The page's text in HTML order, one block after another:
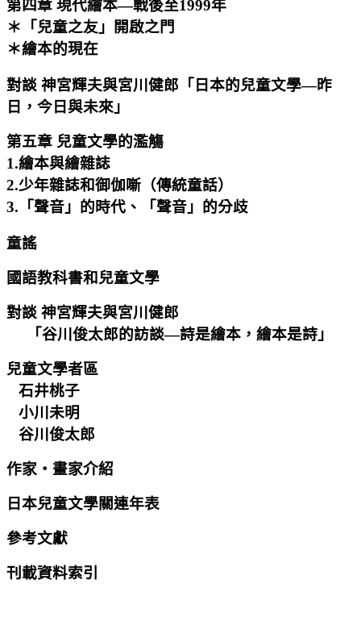
第四章 現代繪本—戰後至1999年
＊「兒童之友」開啟之門
＊繪本的現在
對談 神宮輝夫與宮川健郎「日本的兒童文學—昨
日，今日與未來」
第五章 兒童文學的濫觴
1.繪本與繪雜誌
2.少年雜誌和御伽噺（傳統童話）
3.「聲音」的時代、「聲音」的分歧
童謠
國語教科書和兒童文學
對談 神宮輝夫與宮川健郎
「谷川俊太郎的訪談—詩是繪本，繪本是詩」
兒童文學者區
石井桃子
小川未明
谷川俊太郎
作家‧畫家介紹
日本兒童文學關連年表
參考文獻
刊載資料索引